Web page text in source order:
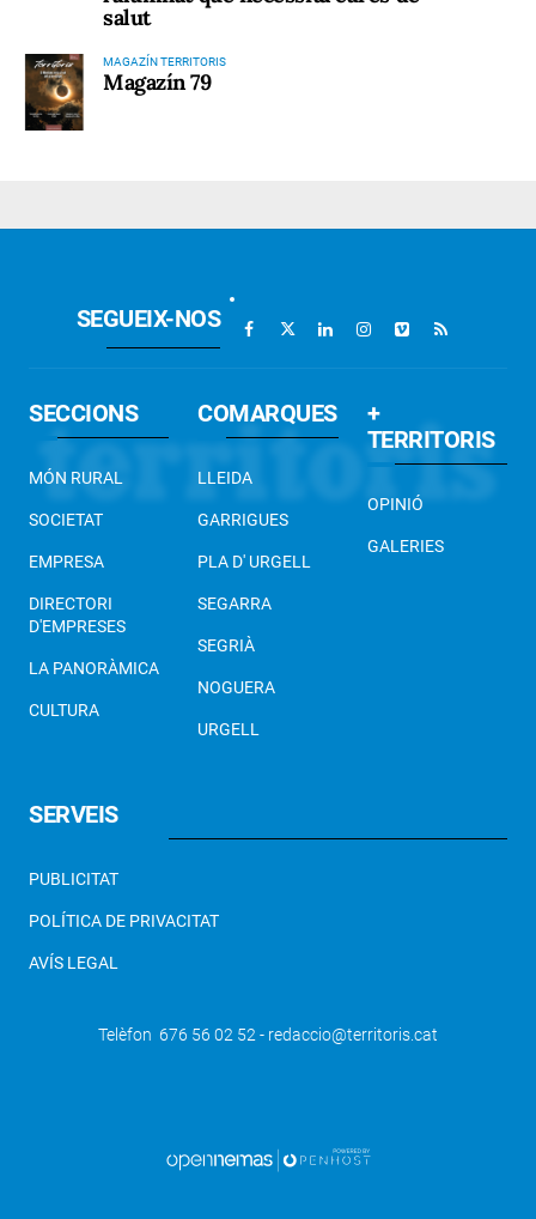
salut
MAGAZÍN TERRITORIS
Magazín 79
SEGUEIX-NOS
SECCIONS
MÓN RURAL
SOCIETAT
EMPRESA
DIRECTORI
D'EMPRESES
LA PANORÀMICA
CULTURA
COMARQUES
LLEIDA
GARRIGUES
PLA D' URGELL
SEGARRA
SEGRIÀ
NOGUERA
URGELL
+
TERRITORIS
OPINIÓ
GALERIES
SERVEIS
PUBLICITAT
POLÍTICA DE PRIVACITAT
AVÍS LEGAL
Telèfon 676 56 02 52 - redaccio@territoris.cat